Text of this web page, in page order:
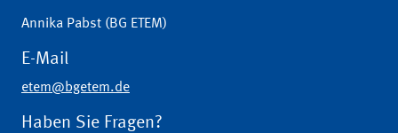
Annika Pabst (BG ETEM)
E-Mail
etem@bgetem.de
Haben Sie Fragen?